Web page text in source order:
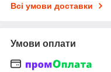
Всі умови доставки
Умови оплати